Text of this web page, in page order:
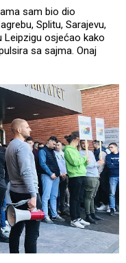
sam bio dio
Splitu, Sarajevu,
Leipzigu osjećao kako
sa sajma. Onaj